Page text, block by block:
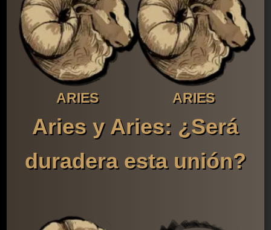
ARIES ARIES
Aries y Aries: ¿Será
duradera esta unión?